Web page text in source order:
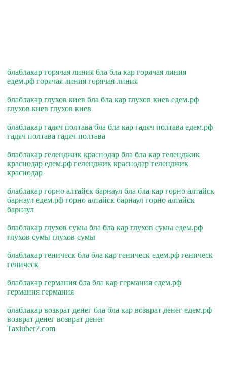
блаблакар горячая линия бла бла кар горячая линия
едем.рф горячая линия горячая линия
блаблакар глухов киев бла бла кар глухов киев едем.рф
глухов киев глухов киев
блаблакар гадяч полтава бла бла кар гадяч полтава едем.рф
гадяч полтава гадяч полтава
блаблакар геленджик краснодар бла бла кар геленджик
краснодар едем.рф геленджик краснодар геленджик
краснодар
блаблакар горно алтайск барнаул бла бла кар горно алтайск
барнаул едем.рф горно алтайск барнаул горно алтайск
барнаул
блаблакар глухов сумы бла бла кар глухов сумы едем.рф
глухов сумы глухов сумы
блаблакар геническ бла бла кар геническ едем.рф геническ
геническ
блаблакар германия бла бла кар германия едем.рф
германия германия
блаблакар возврат денег бла бла кар возврат денег едем.рф
возврат денег возврат денег
Taxiuber7.com